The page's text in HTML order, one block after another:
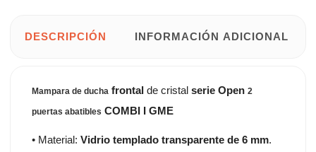
DESCRIPCIÓN INFORMACIÓN ADICIONAL
Mampara de ducha frontal de cristalserie Open 2
puertas abatibles COMBI I GME
• Material:Vidrio templado transparente de 6 mm.